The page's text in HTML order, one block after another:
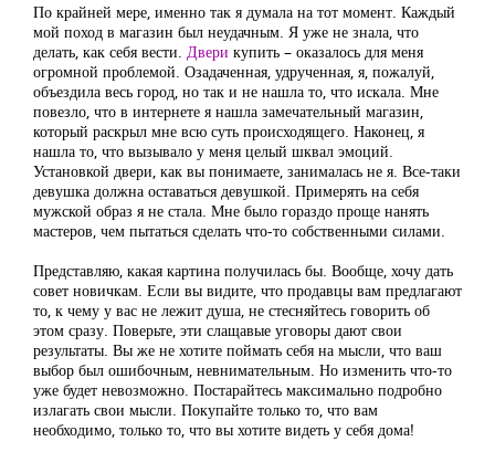
По крайней мере, именно так я думала на тот момент. Каждый
мой поход в магазин был неудачным. Я уже не знала, что
делать, как себя вести. Двери купить – оказалось для меня
огромной проблемой. Озадаченная, удрученная, я, пожалуй,
объездила весь город, но так и не нашла то, что искала. Мне
повезло, что в интернете я нашла замечательный магазин,
который раскрыл мне всю суть происходящего. Наконец, я
нашла то, что вызывало у меня целый шквал эмоций.
Установкой двери, как вы понимаете, занималась не я. Все-таки
девушка должна оставаться девушкой. Примерять на себя
мужской образ я не стала. Мне было гораздо проще нанять
мастеров, чем пытаться сделать что-то собственными силами.
Представляю, какая картина получилась бы. Вообще, хочу дать
совет новичкам. Если вы видите, что продавцы вам предлагают
то, к чему у вас не лежит душа, не стесняйтесь говорить об
этом сразу. Поверьте, эти слащавые уговоры дают свои
результаты. Вы же не хотите поймать себя на мысли, что ваш
выбор был ошибочным, невнимательным. Но изменить что-то
уже будет невозможно. Постарайтесь максимально подробно
излагать свои мысли. Покупайте только то, что вам
необходимо, только то, что вы хотите видеть у себя дома!